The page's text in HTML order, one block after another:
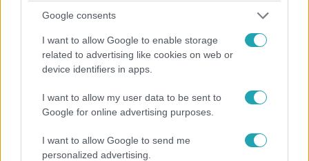
Google consents
I want to allow Google to enable storage
related to advertising like cookies on web or
device identifiers in apps.
I want to allow my user data to be sent to
Google for online advertising purposes.
I want to allow Google to send me
personalized advertising.
Szláven sem bírt ki könnyek nélkül… A legújabb részt ITT
tudod visszanézni!